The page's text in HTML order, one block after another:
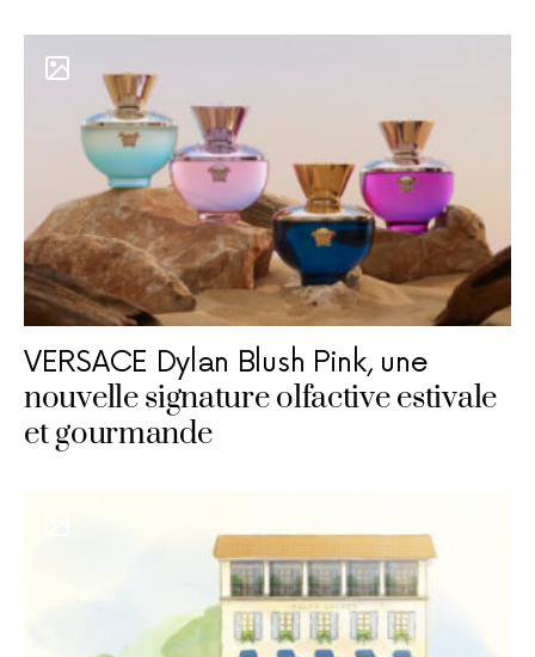
VERSACE Dylan Blush Pink, une
nouvelle signature olfactive estivale
et gourmande